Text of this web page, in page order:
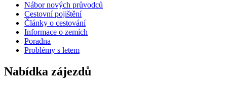
Nábor nových průvodců
Cestovní pojištění
Články o cestování
Informace o zemích
Poradna
Problémy s letem
Nabídka zájezdů